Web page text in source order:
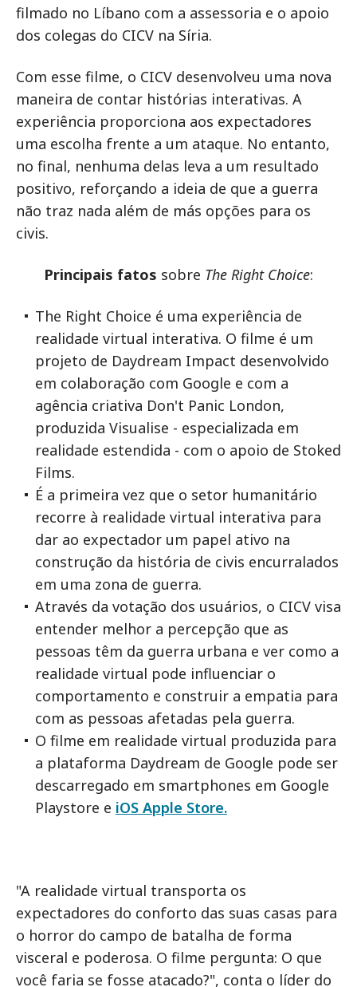
filmado no Líbano com a assessoria e o apoio
dos colegas do CICV na Síria.
Com esse filme, o CICV desenvolveu uma nova
maneira de contar histórias interativas. A
experiência proporciona aos expectadores
uma escolha frente a um ataque. No entanto,
no final, nenhuma delas leva a um resultado
positivo, reforçando a ideia de que a guerra
não traz nada além de más opções para os
civis.
Principais fatos sobre The Right Choice:
The Right Choice é uma experiência de
realidade virtual interativa. O filme é um
projeto de Daydream Impact desenvolvido
em colaboração com Google e com a
agência criativa Don't Panic London,
produzida Visualise - especializada em
realidade estendida - com o apoio de Stoked
Films.
É a primeira vez que o setor humanitário
recorre à realidade virtual interativa para
dar ao expectador um papel ativo na
construção da história de civis encurralados
em uma zona de guerra.
Através da votação dos usuários, o CICV visa
entender melhor a percepção que as
pessoas têm da guerra urbana e ver como a
realidade virtual pode influenciar o
comportamento e construir a empatia para
com as pessoas afetadas pela guerra.
O filme em realidade virtual produzida para
a plataforma Daydream de Google pode ser
descarregado em smartphones em Google
Playstore e iOS Apple Store.
"A realidade virtual transporta os
expectadores do conforto das suas casas para
o horror do campo de batalha de forma
visceral e poderosa. O filme pergunta: O que
você faria se fosse atacado?", conta o líder do